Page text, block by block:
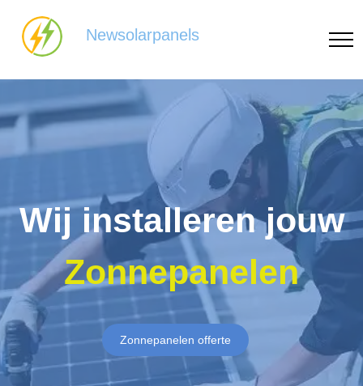
Newsolarpanels
Wij installeren jouw
Zonnepanelen
Zonnepanelen offerte